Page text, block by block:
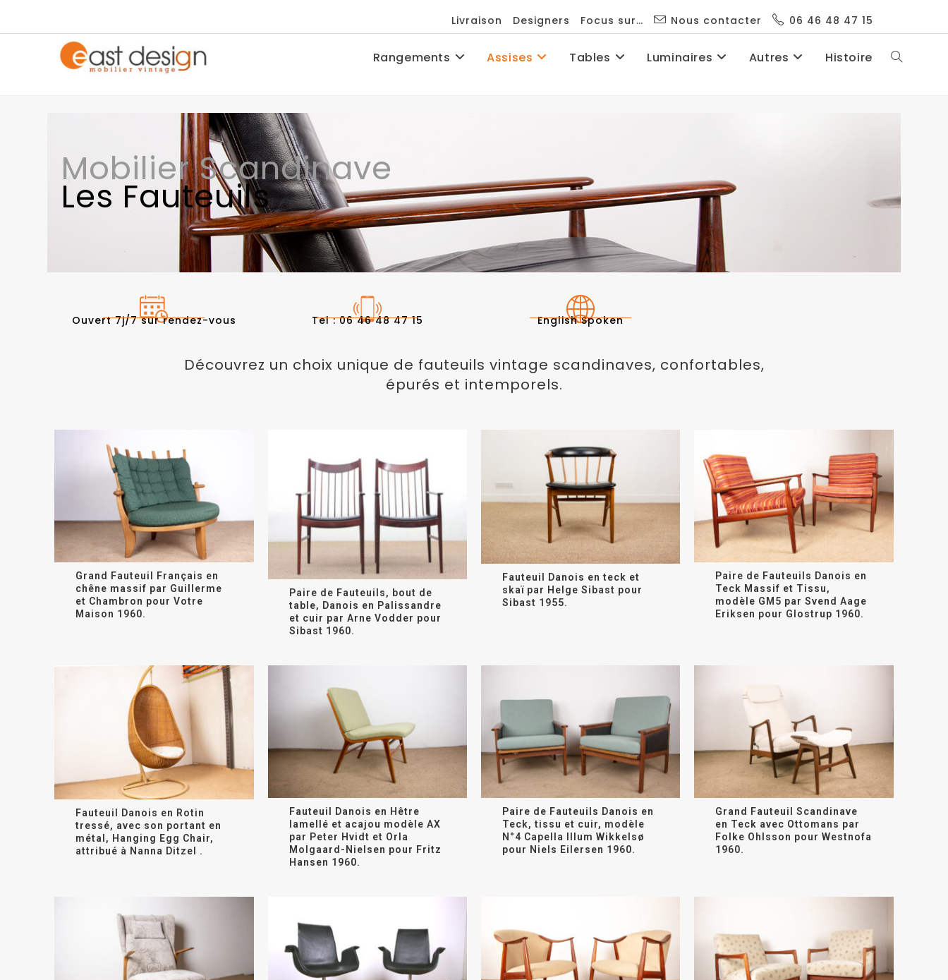
Livraison Designers Focus sur… Nous contacter 06 46 48 47 15
Rangements Assises Tables Luminaires Autres Histoire
MobilierScandinave
Les Fauteuils
Ouvert 7j/7 sur rendez-vous Tel : 06 46 48 47 15 English Spoken
Découvrez un choix unique de fauteuils vintage scandinaves, confortables,
épurés et intemporels.
Grand Fauteuil Français en
chêne massif par Guillerme
et Chambron pour Votre
Maison 1960.
Paire de Fauteuils, bout de
table, Danois en Palissandre
et cuir par Arne Vodder pour
Sibast 1960.
Fauteuil Danois en teck et
skaï par Helge Sibast pour
Sibast 1955.
Paire de Fauteuils Danois en
Teck Massif et Tissu,
modèle GM5 par Svend Aage
Eriksen pour Glostrup 1960.
Fauteuil Danois en Rotin
tressé, avec son portant en
métal, Hanging Egg Chair,
attribué à Nanna Ditzel .
Fauteuil Danois en Hêtre
lamellé et acajou modèle AX
par Peter Hvidt et Orla
Molgaard-Nielsen pour Fritz
Hansen 1960.
Paire de Fauteuils Danois en
Teck, tissu et cuir, modèle
N°4 Capella Illum Wikkelsø
pour Niels Eilersen 1960.
Grand Fauteuil Scandinave
en Teck avec Ottomans par
Folke Ohlsson pour Westnofa
1960.